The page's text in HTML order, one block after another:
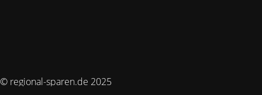
© regional-sparen.de 2025